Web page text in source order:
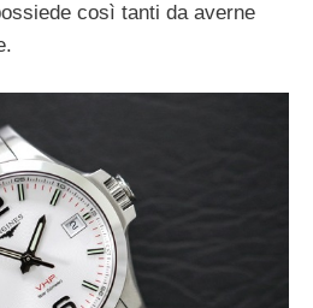
così tanti da averne